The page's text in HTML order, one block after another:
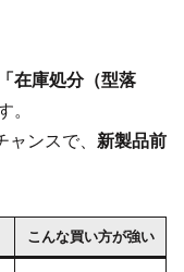
在庫処分（型落
ンスで、 新製品前
こんな買い方が強い